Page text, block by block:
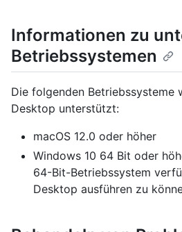
Informationen zu
Betriebssystemen
Die folgenden Betriebssysteme
Desktop unterstützt:
macOS 12.0 oder höher
Windows 10 64 Bit oder
64-Bit-Betriebssystem
Desktop ausführen zu